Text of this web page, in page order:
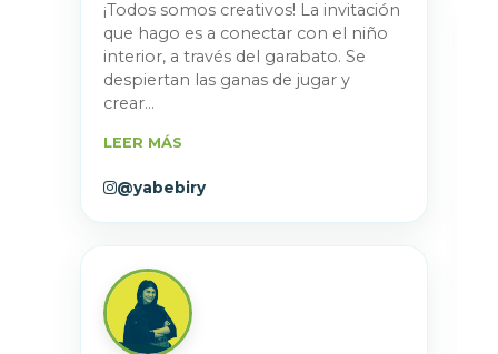
¡Todos somos creativos! La invitación
que hago es a conectar con el niño
interior, a través del garabato. Se
despiertan las ganas de jugar y
crear...
LEER MÁS
@yabebiry